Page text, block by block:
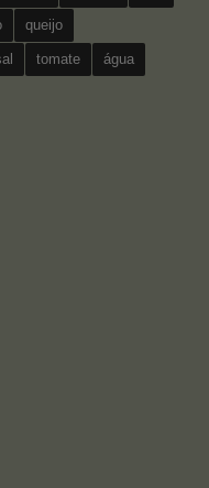
queijo
tomate água